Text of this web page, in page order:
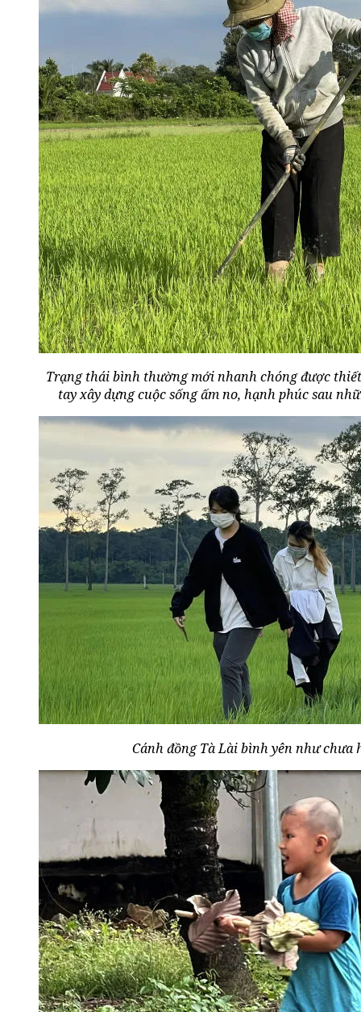
Trạng thái bình thường mới nhanh chóng được
tay xây dựng cuộc sống ấm no, hạnh phúc sau
Cánh đồng Tà Lài bình yên như chưa